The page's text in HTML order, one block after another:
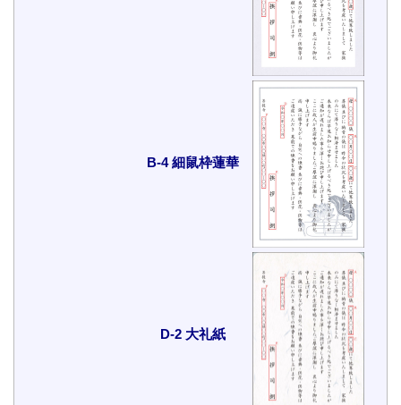
B-4 細鼠枠蓮華
D-2 大礼紙